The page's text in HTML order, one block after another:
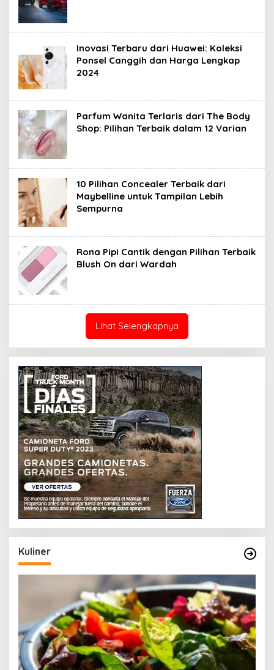
Inovasi Terbaru dari Huawei: Koleksi
Ponsel Canggih dan Harga Lengkap
2024
Parfum Wanita Terlaris dari The Body
Shop: Pilihan Terbaik dalam 12 Varian
10 Pilihan Concealer Terbaik dari
Maybelline untuk Tampilan Lebih
Sempurna
Rona Pipi Cantik dengan Pilihan Terbaik
Blush On dari Wardah
Lihat Selengkapnya
Kuliner